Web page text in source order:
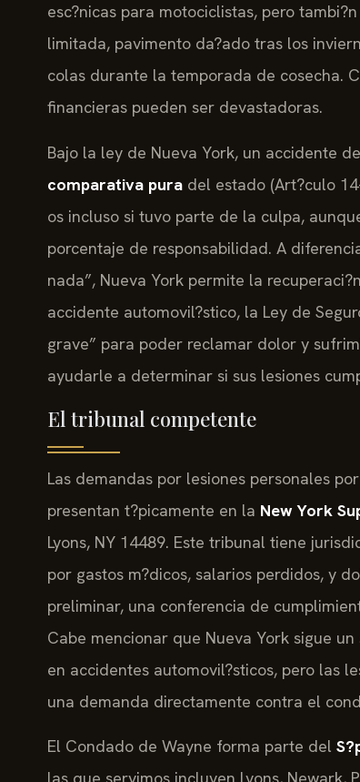
esc?nicas para motociclistas, pero
limitada, pavimento da?ado tras los
colas durante la temporada de cosecha.
financieras pueden ser devastadoras.
Bajo la ley de Nueva York, un accidente
comparativa pura del estado (Art?culo
os incluso si tuvo parte de la culpa,
porcentaje de responsabilidad. A
nada”, Nueva York permite la
accidente automovil?stico, la Ley de
grave” para poder reclamar dolor y
ayudarle a determinar si sus lesiones
El tribunal competente
Las demandas por lesiones personales
presentan t?picamente en la New York
Lyons, NY 14489. Este tribunal tiene
por gastos m?dicos, salarios perdidos, y
preliminar, una conferencia de
Cabe mencionar que Nueva York sigue
en accidentes automovil?sticos, pero las
una demanda directamente contra el
El Condado de Wayne forma parte del